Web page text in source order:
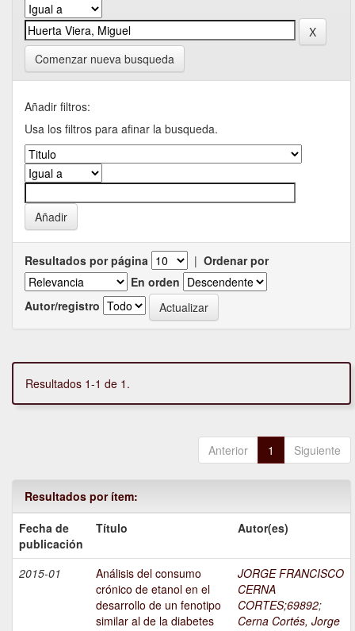
Comenzar nueva busqueda
Añadir filtros:
Usa los filtros para afinar la busqueda.
Resultados por página | Ordenar por
En orden
Autor/registro
Resultados 1-1 de 1.
Anterior 1 Siguiente
Resultados por ítem:
Fecha de
publicación
Título Autor(es)
2015-01
Análisis del consumo
crónico de etanol en el
desarrollo de un fenotipo
similar al de la diabetes
JORGE FRANCISCO
CERNA
CORTES;69892;
Cerna Cortés, Jorge